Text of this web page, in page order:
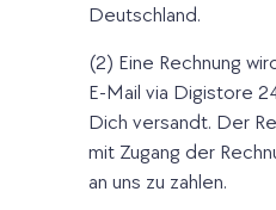
Deutschland.
(2) Eine Rechnung
E-Mail via Digistore
Dich versandt. Der
mit Zugang der
an uns zu zahlen.